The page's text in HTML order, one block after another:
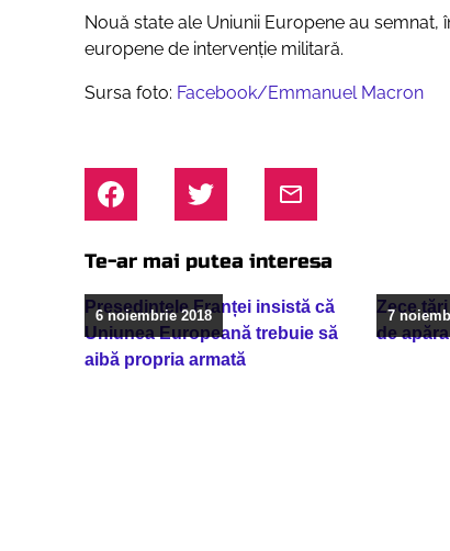
Nouă state ale Uniunii Europene au
europene de intervenție militară.
Sursa foto: Facebook/Emmanuel Macron
Te-ar mai putea interesa
Președintele Franței insistă că
Uniunea Europeană trebuie să
aibă propria armată
6 noiembrie 2018
Zece
de
7